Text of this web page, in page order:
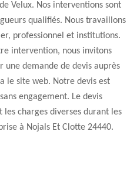
Velux. Nos interventions sont
qualifiés. Nous travaillons
professionnel et institutions.
intervention, nous invitons
une demande de devis auprès
le site web. Notre devis est
engagement. Le devis
charges diverses durant les
à Nojals Et Clotte 24440.